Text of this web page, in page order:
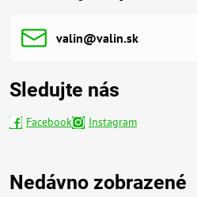
valin​@valin​.sk
Sledujte nás
Facebook Instagram
Nedávno zobrazené